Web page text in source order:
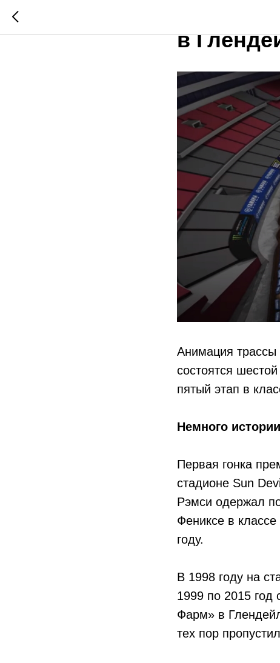
АМА
в
Анимация
состоятся
пятый этап в
Немного
Первая гонка
стадионе Sun
Рэмси одержал
Фениксе в
году.
В 1998 году на
1999 по 2015 год
Фарм» в
тех пор